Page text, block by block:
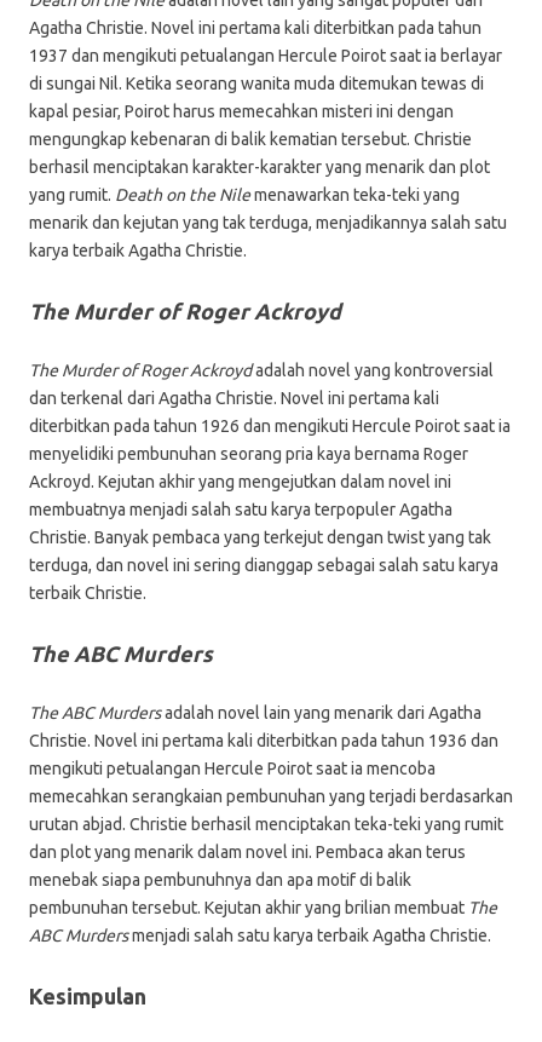
Agatha Christie. Novel ini pertama kali diterbitkan pada tahun
1937 dan mengikuti petualangan Hercule Poirot saat ia berlayar
di sungai Nil. Ketika seorang wanita muda ditemukan tewas di
kapal pesiar, Poirot harus memecahkan misteri ini dengan
mengungkap kebenaran di balik kematian tersebut. Christie
berhasil menciptakan karakter-karakter yang menarik dan plot
yang rumit. Death on the Nilemenawarkan teka-teki yang
menarik dan kejutan yang tak terduga, menjadikannya salah satu
karya terbaik Agatha Christie.
The Murder of Roger Ackroyd
The Murder of Roger Ackroydadalah novel yang kontroversial
dan terkenal dari Agatha Christie. Novel ini pertama kali
diterbitkan pada tahun 1926 dan mengikuti Hercule Poirot saat ia
menyelidiki pembunuhan seorang pria kaya bernama Roger
Ackroyd. Kejutan akhir yang mengejutkan dalam novel ini
membuatnya menjadi salah satu karya terpopuler Agatha
Christie. Banyak pembaca yang terkejut dengan twist yang tak
terduga, dan novel ini sering dianggap sebagai salah satu karya
terbaik Christie.
The ABC Murders
The ABC Murdersadalah novel lain yang menarik dari Agatha
Christie. Novel ini pertama kali diterbitkan pada tahun 1936 dan
mengikuti petualangan Hercule Poirot saat ia mencoba
memecahkan serangkaian pembunuhan yang terjadi berdasarkan
urutan abjad. Christie berhasil menciptakan teka-teki yang rumit
dan plot yang menarik dalam novel ini. Pembaca akan terus
menebak siapa pembunuhnya dan apa motif di balik
pembunuhan tersebut. Kejutan akhir yang brilian membuat The
ABC Murdersmenjadi salah satu karya terbaik Agatha Christie.
Kesimpulan